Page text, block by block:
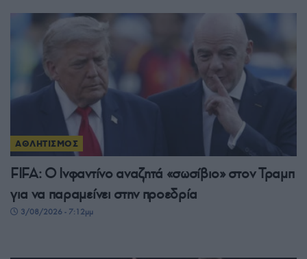
ΑΘΛΗΤΙΣΜΟΣ
FIFA: Ο Ινφαντίνο αναζητά «σωσίβιο» στον Τραμπ
για να παραμείνει στην προεδρία
3/08/2026 - 7:12μμ